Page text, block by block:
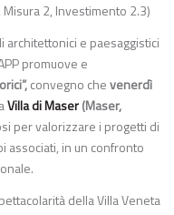
2, Investimento 2.3)
e paesaggistici
promuove e
convegno chevenerdì
Villa di Maser(Maser,
per valorizzare i progetti di
associati, in un confronto
della Villa Veneta